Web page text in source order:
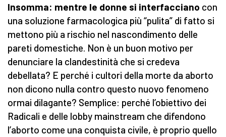
Insomma: mentre le donne si interfacciano con
una soluzione farmacologica più “pulita” di fatto si
mettono più a rischio nel nascondimento delle
pareti domestiche. Non è un buon motivo per
denunciare la clandestinità che si credeva
debellata? E perché i cultori della morte da aborto
non dicono nulla contro questo nuovo fenomeno
ormai dilagante? Semplice: perché l’obiettivo dei
Radicali e delle lobby mainstream che difendono
l’aborto come una conquista civile, è proprio quello